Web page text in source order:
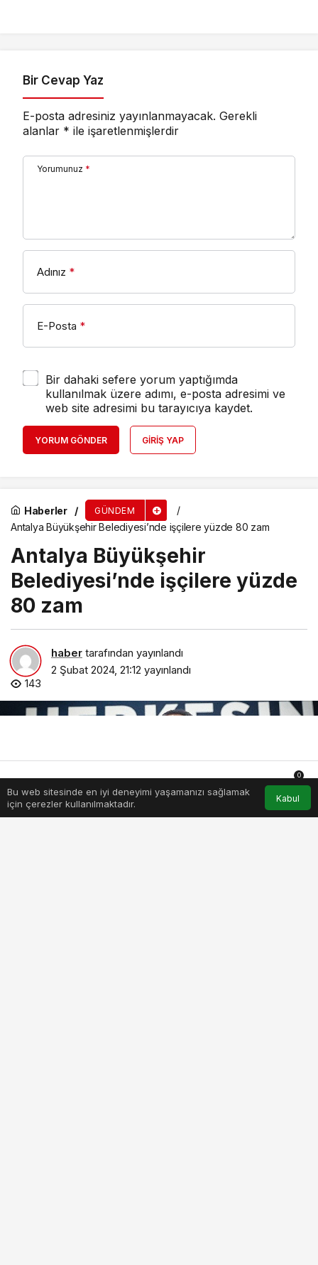
Bir Cevap Yaz
E-posta adresiniz yayınlanmayacak. Gerekli
alanlar * ile işaretlenmişlerdir
Yorumunuz *
Adınız *
E-Posta *
Bir dahaki sefere yorum yaptığımda
kullanılmak üzere adımı, e-posta adresimi ve
web site adresimi bu tarayıcıya kaydet.
YORUM GÖNDER GIRIŞ YAP
Haberler GÜNDEM
Antalya Büyükşehir Belediyesi’nde işçilere yüzde 80 zam
Antalya Büyükşehir
Belediyesi’nde işçilere yüzde
80 zam
haber tarafından yayınlandı
2 Şubat 2024, 21:12 yayınlandı
143
Bu web sitesinde en iyi deneyimi yaşamanızı sağlamak
için çerezler kullanılmaktadır.
Kabul
Anasayfa Akış Hesabım Bildirimler
0